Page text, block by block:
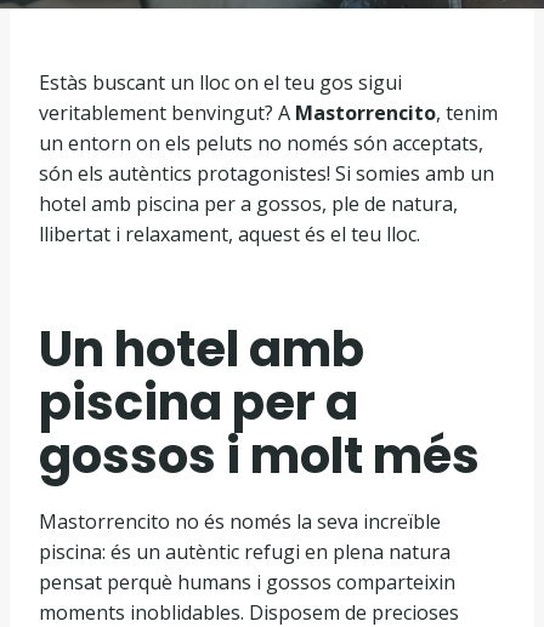
Estàs buscant un lloc on el teu gos sigui
veritablement benvingut? A Mastorrencito, tenim
un entorn on els peluts no només són acceptats,
són els autèntics protagonistes! Si somies amb un
hotel amb piscina per a gossos, ple de natura,
llibertat i relaxament, aquest és el teu lloc.
Un hotel amb
piscina per a
gossos i molt més
Mastorrencito no és només la seva increïble
piscina: és un autèntic refugi en plena natura
pensat perquè humans i gossos comparteixin
moments inoblidables. Disposem de precioses